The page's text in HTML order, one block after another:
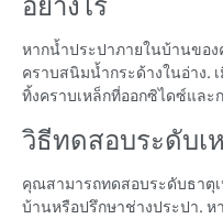
หากน้ำประปาภายในบ้านขอ
คราบสนิมน้ำกระด้างในอ่าง.
ทิ้งคราบเหล็กที่ออกซิไดซ์และ
วิธีทดสอบระดับเ
คุณสามารถทดสอบระดับธาตุ
บ้านหรือปรึกษาช่างประปา.